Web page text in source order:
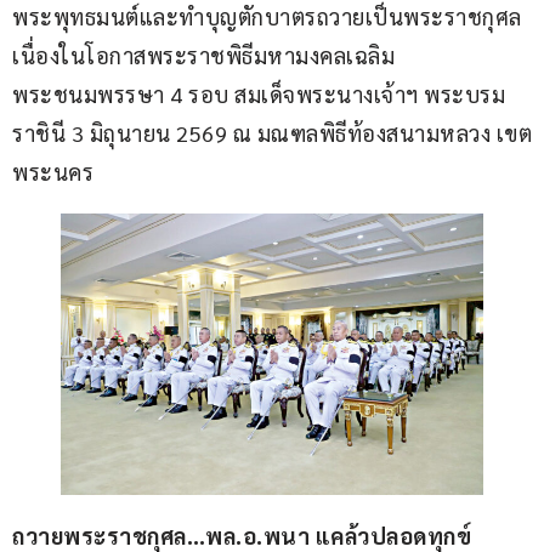
พระพุทธมนต์และทำบุญตักบาตรถวายเป็นพระราชกุศล
เนื่องในโอกาสพระราชพิธีมหามงคลเฉลิม
พระชนมพรรษา 4 รอบ สมเด็จพระนางเจ้าฯ พระบรม
ราชินี 3 มิถุนายน 2569 ณ มณฑลพิธีท้องสนามหลวง เขต
พระนคร
ถวายพระราชกุศล…พล.อ.พนา แคล้วปลอดทุกข์